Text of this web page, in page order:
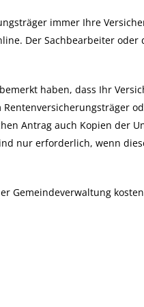
immer Ihre
Der Sachbearbeiter oder
haben, dass Ihr
Antrag auch Kopien der
nur erforderlich, wenn
Gemeindeverwaltung